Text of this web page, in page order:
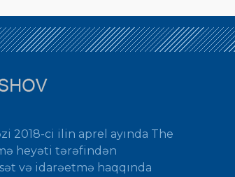
2018-ci ilin aprel ayında The
heyəti tərəfindən
və idarəetmə haqqında